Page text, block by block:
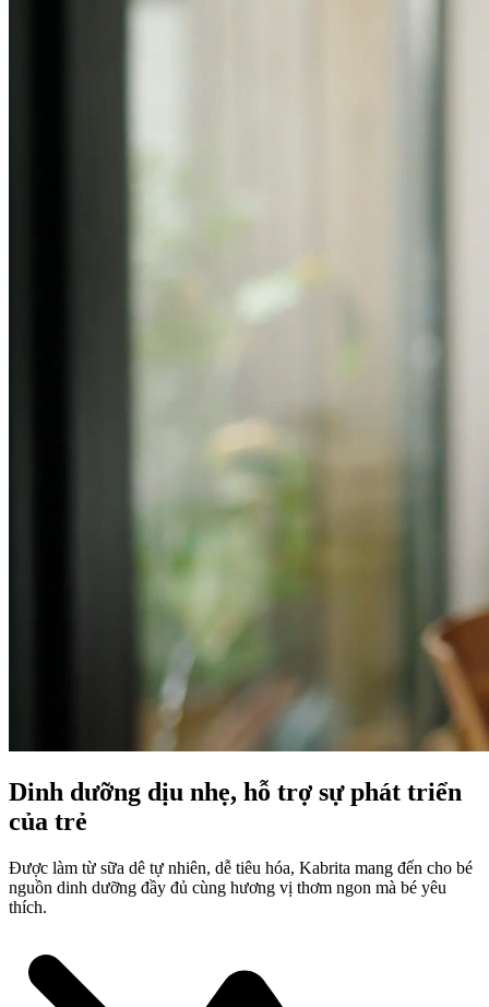
Dinh dưỡng dịu nhẹ, hỗ trợ sự phát triển
của trẻ
Được làm từ sữa dê tự nhiên, dễ tiêu hóa, Kabrita mang đến cho bé
nguồn dinh dưỡng đầy đủ cùng hương vị thơm ngon mà bé yêu
thích.